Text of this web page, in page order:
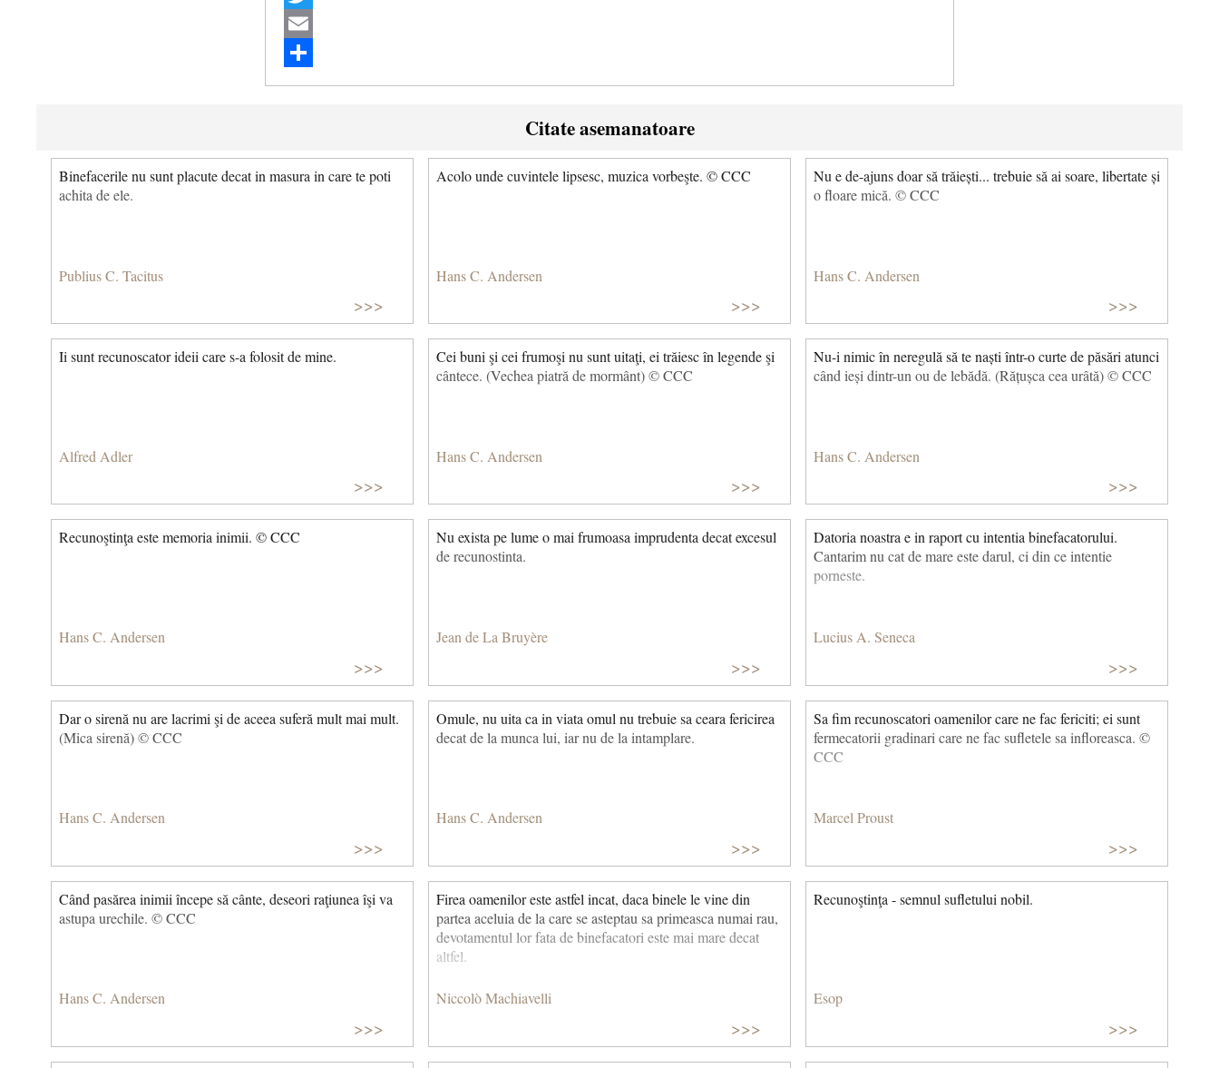
Twitter
Email
Share
Citate asemanatoare
Binefacerile nu sunt placute decat in masura in care te poti
achita de ele.
Publius C. Tacitus
>>>
Acolo unde cuvintele lipsesc, muzica vorbeşte. © CCC
Hans C. Andersen
>>>
Nu e de-ajuns doar să trăiești... trebuie să ai soare, libertate și
o floare mică. © CCC
Hans C. Andersen
>>>
Ii sunt recunoscator ideii care s-a folosit de mine.
Alfred Adler
>>>
Cei buni şi cei frumoşi nu sunt uitaţi, ei trăiesc în legende şi
cântece. (Vechea piatră de mormânt) © CCC
Hans C. Andersen
>>>
Nu-i nimic în neregulă să te naști într-o curte de păsări atunci
când ieși dintr-un ou de lebădă. (Rățușca cea urâtă) © CCC
Hans C. Andersen
>>>
Recunoştinţa este memoria inimii. © CCC
Hans C. Andersen
>>>
Nu exista pe lume o mai frumoasa imprudenta decat excesul
de recunostinta.
Jean de La Bruyère
>>>
Datoria noastra e in raport cu intentia binefacatorului.
Cantarim nu cat de mare este darul, ci din ce intentie
porneste.
Lucius A. Seneca
>>>
Dar o sirenă nu are lacrimi şi de aceea suferă mult mai mult.
(Mica sirenă) © CCC
Hans C. Andersen
>>>
Omule, nu uita ca in viata omul nu trebuie sa ceara fericirea
decat de la munca lui, iar nu de la intamplare.
Hans C. Andersen
>>>
Sa fim recunoscatori oamenilor care ne fac fericiti; ei sunt
fermecatorii gradinari care ne fac sufletele sa infloreasca. ©
CCC
Marcel Proust
>>>
Când pasărea inimii începe să cânte, deseori raţiunea îşi va
astupa urechile. © CCC
Hans C. Andersen
>>>
Firea oamenilor este astfel incat, daca binele le vine din
partea aceluia de la care se asteptau sa primeasca numai rau,
devotamentul lor fata de binefacatori este mai mare decat
altfel.
Niccolò Machiavelli
>>>
Recunoştinţa - semnul sufletului nobil.
Esop
>>>